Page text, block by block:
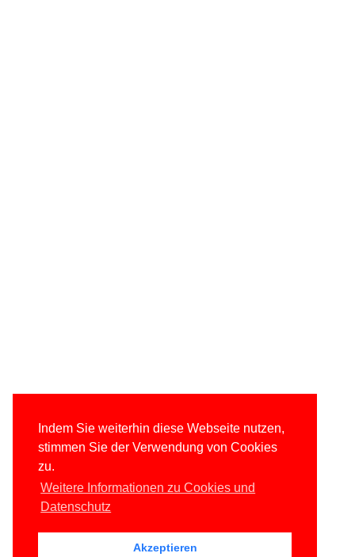
Indem Sie weiterhin diese Webseite nutzen,
stimmen Sie der Verwendung von Cookies
zu.
Weitere Informationen zu Cookies und
Datenschutz
Akzeptieren